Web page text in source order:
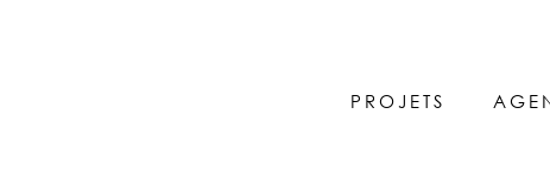
PROJETS